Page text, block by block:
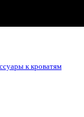
к кроватям